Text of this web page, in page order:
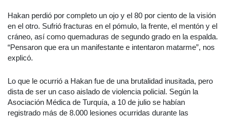
Hakan perdió por completo un ojo y el 80 por ciento de la visión
en el otro. Sufrió fracturas en el pómulo, la frente, el mentón y el
cráneo, así como quemaduras de segundo grado en la espalda.
“Pensaron que era un manifestante e intentaron matarme”, nos
explicó.
Lo que le ocurrió a Hakan fue de una brutalidad inusitada, pero
dista de ser un caso aislado de violencia policial. Según la
Asociación Médica de Turquía, a 10 de julio se habían
registrado más de 8.000 lesiones ocurridas durante las